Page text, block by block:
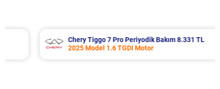
Chery Tiggo 7 Pro Periyodik Bakım 8.331 TL
2025 Model 1.6 TGDI Motor